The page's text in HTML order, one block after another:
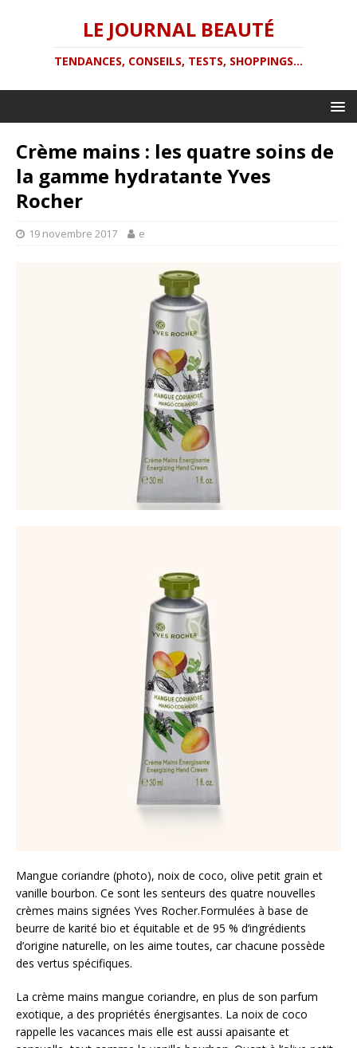
LE JOURNAL BEAUTÉ
TENDANCES, CONSEILS, TESTS, SHOPPINGS...
Crème mains : les quatre soins de
la gamme hydratante Yves
Rocher
19 novembre 2017 e
Mangue coriandre (photo), noix de coco, olive petit grain et
vanille bourbon. Ce sont les senteurs des quatre nouvelles
crèmes mains signées Yves Rocher.Formulées à base de
beurre de karité bio et équitable et de 95 % d’ingrédients
d’origine naturelle, on les aime toutes, car chacune possède
des vertus spécifiques.
La crème mains mangue coriandre, en plus de son parfum
exotique, a des propriétés énergisantes. La noix de coco
rappelle les vacances mais elle est aussi apaisante et